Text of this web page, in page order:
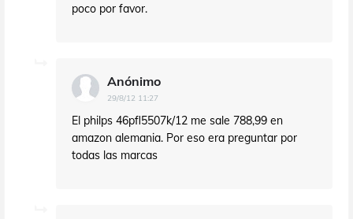
poco por favor.
Anónimo
29/8/12 11:27
El philps 46pfl5507k/12 me sale 788,99 en
amazon alemania. Por eso era preguntar por
todas las marcas